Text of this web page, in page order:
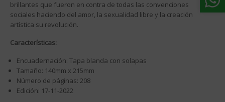
brillantes que fueron en contra de todas las convenciones
sociales haciendo del amor, la sexualidad libre y la creación
artística su revolución.
Características:
Encuadernación: Tapa blanda con solapas
Tamaño: 140mm x 215mm
Número de páginas: 208
Edición: 17-11-2022